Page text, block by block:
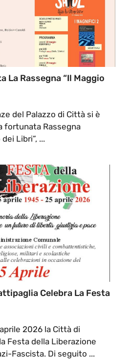
La Rassegna “Il Maggio
del Palazzo di Città si è
fortunata Rassegna
Libri”, ...
Celebra La Festa
2026 la Città di
Festa della Liberazione
Fascista. Di seguito ...